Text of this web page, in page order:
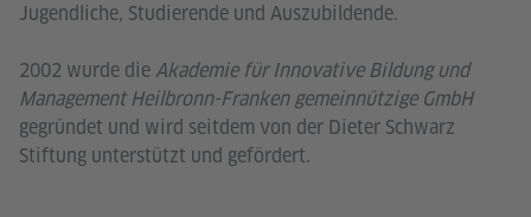
Jugendliche, Studierende und Auszubildende.
2002 wurde dieAkademie für Innovative Bildung und
Management Heilbronn-Franken gemeinnützige GmbH
gegründet und wird seitdem von der Dieter Schwarz
Stiftung unterstützt und gefördert.